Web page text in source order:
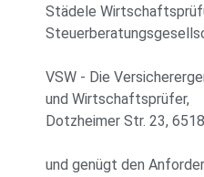
Städele
VSW - Die
und Wirtschaftsprüfer,
Dotzheimer Str. 23,
und genügt den